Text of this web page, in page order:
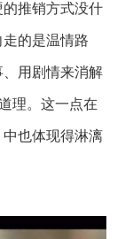
推销方式没什
的是温情路
用剧情来消解
理。这一点在
也体现得淋漓